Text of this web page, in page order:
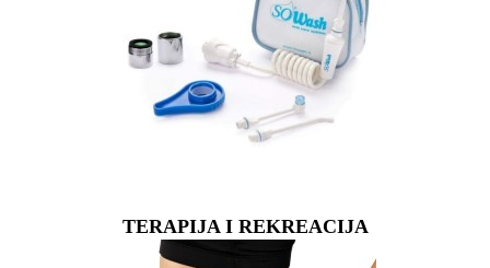
TERAPIJA I REKREACIJA